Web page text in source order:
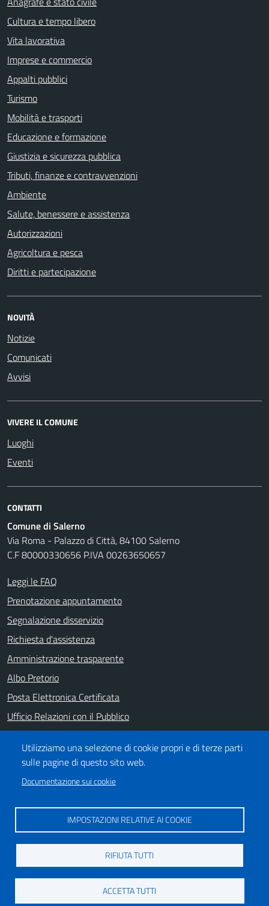
Utilizziamo una selezione di cookie propri e di terze parti
sulle pagine di questo sito web.
Documentazione sui cookie
IMPOSTAZIONI RELATIVE AI COOKIE
RIFIUTA TUTTI
ACCETTA TUTTI
Cultura e tempo libero
Vita lavorativa
Imprese e commercio
Appalti pubblici
Turismo
Mobilità e trasporti
Educazione e formazione
Giustizia e sicurezza pubblica
Tributi, finanze e contravvenzioni
Ambiente
Salute, benessere e assistenza
Autorizzazioni
Agricoltura e pesca
Diritti e partecipazione
NOVITÀ
Notizie
Comunicati
Avvisi
VIVERE IL COMUNE
Luoghi
Eventi
CONTATTI
Comune di Salerno
Via Roma - Palazzo di Città, 84100 Salerno
C.F 80000330656 P.IVA 00263650657
Leggi le FAQ
Prenotazione appuntamento
Segnalazione disservizio
Richiesta d'assistenza
Amministrazione trasparente
Albo Pretorio
Posta Elettronica Certificata
Ufficio Relazioni con il Pubblico
Note legali
Informativa privacy